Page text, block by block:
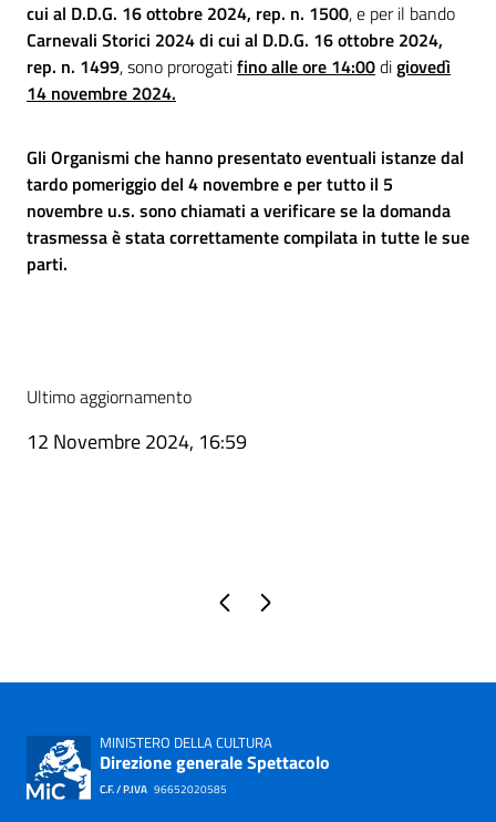
cui al D.D.G. 16 ottobre 2024, rep. n. 1500, e per il bando
Carnevali Storici 2024 di cui al D.D.G. 16 ottobre 2024,
rep. n. 1499, sono prorogatifino alle ore 14:00digiovedì
14 novembre 2024.
Gli Organismi che hanno presentato eventuali istanze dal
tardo pomeriggio del 4 novembre e per tutto il 5
novembre u.s. sono chiamati a verificare se la domanda
trasmessa è stata correttamente compilata in tutte le sue
parti.
Ultimo aggiornamento
12 Novembre 2024, 16:59
Pagina precedente
MINISTERO DELLA CULTURA
Direzione generale Spettacolo
C.F. / P.IVA 96652020585